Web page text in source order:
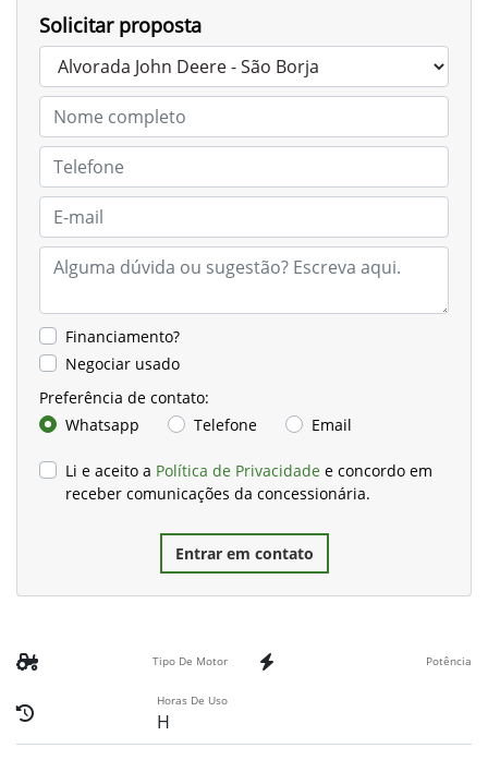
Solicitar proposta
Financiamento?
Negociar usado
Preferência de contato:
Whatsapp
Telefone Email
Li e aceito a Política de Privacidade e concordo em
receber comunicações da concessionária.
Entrar em contato
Tipo De Motor Potência
Horas De Uso
H